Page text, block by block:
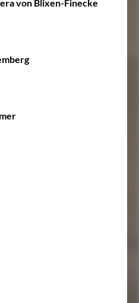
von Blixen-Finecke